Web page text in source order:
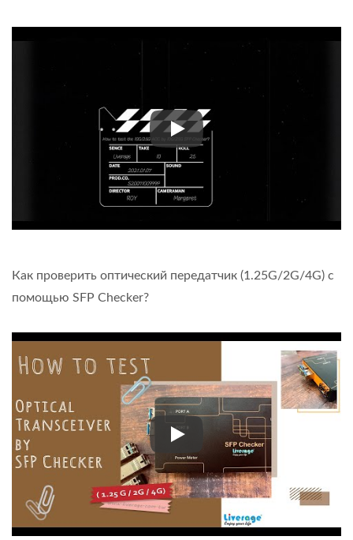
10G/25G SFP Checker
Как проверить оптический передатчик (1.25G/2G/4G) с
помощью SFP Checker?
Как проверить оптический